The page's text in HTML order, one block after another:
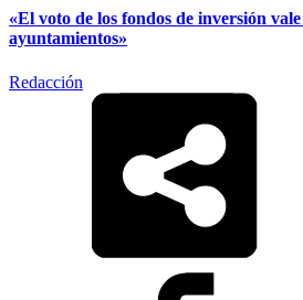
«El voto de los fondos de inversión
ayuntamientos»
Redacción